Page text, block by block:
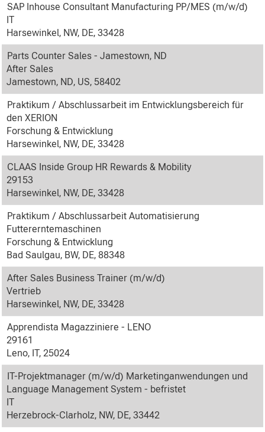
SAP Inhouse Consultant Manufacturing PP/MES (m/w/d)
IT
Harsewinkel, NW, DE, 33428
Parts Counter Sales - Jamestown, ND
After Sales
Jamestown, ND, US, 58402
Praktikum / Abschlussarbeit im Entwicklungsbereich für
den XERION
Forschung & Entwicklung
Harsewinkel, NW, DE, 33428
CLAAS Inside Group HR Rewards & Mobility
29153
Harsewinkel, NW, DE, 33428
Praktikum / Abschlussarbeit Automatisierung
Futtererntemaschinen
Forschung & Entwicklung
Bad Saulgau, BW, DE, 88348
After Sales Business Trainer (m/w/d)
Vertrieb
Harsewinkel, NW, DE, 33428
Apprendista Magazziniere - LENO
29161
Leno, IT, 25024
IT-Projektmanager (m/w/d) Marketinganwendungen und
Language Management System - befristet
IT
Herzebrock-Clarholz, NW, DE, 33442